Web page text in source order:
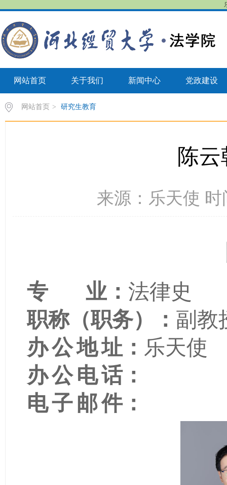
网站首页 关于我们 新闻中心 党政建设
网站首页 > 研究生教育
陈
来源：乐天使 时
专 业 ： 法律史
职称（职务）
： 副教
办公地址 ： 乐天使
办公电话：
电子邮件：